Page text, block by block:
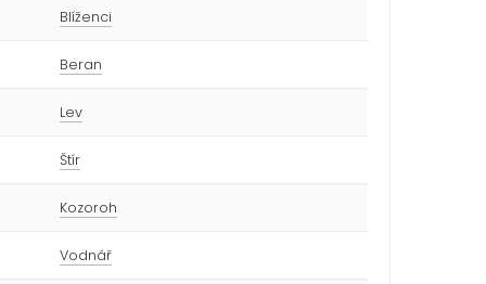
Blíženci
Beran
Lev
Štír
Kozoroh
Vodnář